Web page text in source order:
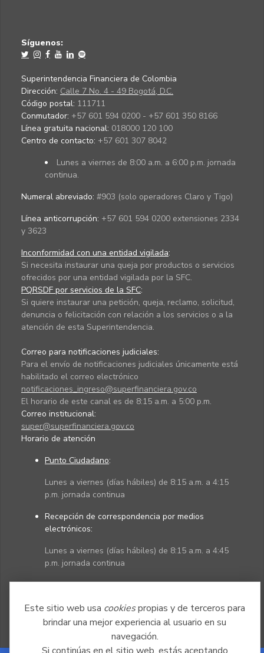
Este sitio web usa cookiespropias y de terceros para
brindar una mejor experiencia al usuario en su
navegación.
Síguenos:
Superintendencia Financiera de Colombia
Dirección: Calle 7 No. 4 - 49 Bogotá, D.C.
Código postal: 111711
Conmutador: +57 601 594 0200 - +57 601 350 8166
Línea gratuita nacional: 018000 120 100
Centro de contacto: +57 601 307 8042
Lunes a viernes de 8:00 a.m. a 6:00 p.m. jornada
continua.
Numeral abreviado: #903 (solo operadores Claro y Tigo)
Línea anticorrupción: +57 601 594 0200 extensiones 2334
y 3623
Inconformidad con una entidad vigilada:
Si necesita instaurar una queja por productos o servicios
ofrecidos por una entidad vigilada por la SFC.
PQRSDF por servicios de la SFC:
Si quiere instaurar una petición, queja, reclamo, solicitud,
denuncia o felicitación con relación a los servicios o a la
atención de esta Superintendencia.
Correo para notificaciones judiciales:
Para el envío de notificaciones judiciales únicamente está
habilitado el correo electrónico
notificaciones_ingreso@superfinanciera.gov.co
El horario de este canal es de 8:15 a.m. a 5:00 p.m.
Correo institucional:
super@superfinanciera.gov.co
Horario de atención
Punto Ciudadano:
Lunes a viernes (días hábiles) de 8:15 a.m. a 4:15
p.m. jornada continua
Recepción de correspondencia por medios
electrónicos:
Lunes a viernes (días hábiles) de 8:15 a.m. a 4:45
p.m. jornada continua